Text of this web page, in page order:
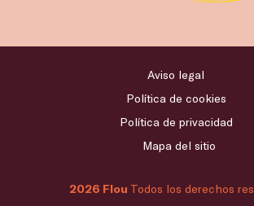
2026 Flou Todos los derechos
Aviso legal
Política de cookies
Política de privacidad
Mapa del sitio